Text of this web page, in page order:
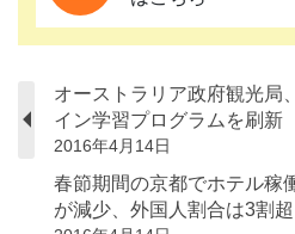
オーストラリア政府観光局
イン学習プログラムを刷新
2016年4月14日
春節期間の京都でホテル稼
が減少、外国人割合は3割